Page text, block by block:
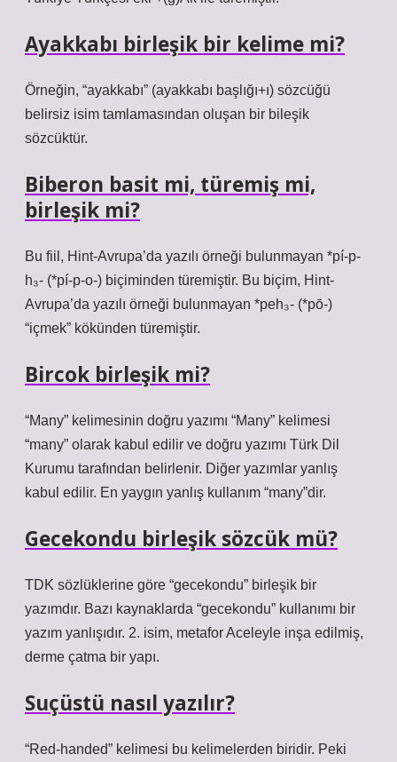
Ayakkabı birleşik bir kelime mi?
Örneğin, “ayakkabı” (ayakkabı başlığı+ı) sözcüğü
belirsiz isim tamlamasından oluşan bir bileşik
sözcüktür.
Biberon basit mi, türemiş mi,
birleşik mi?
Bu fiil, Hint-Avrupa’da yazılı örneği bulunmayan *pí-p-
h₃- (*pí-p-o-) biçiminden türemiştir. Bu biçim, Hint-
Avrupa’da yazılı örneği bulunmayan *peh₃- (*pō-)
“içmek” kökünden türemiştir.
Bircok birleşik mi?
“Many” kelimesinin doğru yazımı “Many” kelimesi
“many” olarak kabul edilir ve doğru yazımı Türk Dil
Kurumu tarafından belirlenir. Diğer yazımlar yanlış
kabul edilir. En yaygın yanlış kullanım “many”dir.
Gecekondu birleşik sözcük mü?
TDK sözlüklerine göre “gecekondu” birleşik bir
yazımdır. Bazı kaynaklarda “gecekondu” kullanımı bir
yazım yanlışıdır. 2. isim, metafor Aceleyle inşa edilmiş,
derme çatma bir yapı.
Suçüstü nasıl yazılır?
“Red-handed” kelimesi bu kelimelerden biridir. Peki